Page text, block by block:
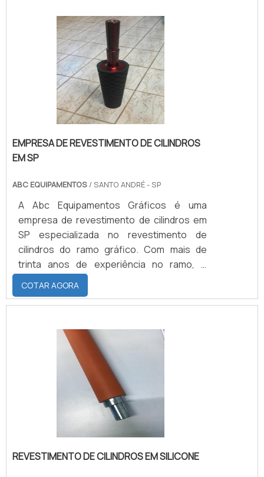
que materiais de internações e cirurgias
precisam ser submetidos a procedimentos
de lavagem e secagem. Paralelo ao
combate a corrosão, o expurgo de aço t.
EMPRESA DE REVESTIMENTO DE CILINDROS
EM SP
ABC EQUIPAMENTOS / SANTO ANDRÉ - SP
A Abc Equipamentos Gráficos é uma
empresa de revestimento de cilindros em
SP especializada no revestimento de
cilindros do ramo gráfico. Com mais de
trinta anos de experiência no ramo, é
reconhecida pela qualidade de seus
produtos, para máquinas gráficas,
laminadora, extrusora, plastificação, corte
ONDE ENCONTRAR O MELHOR
REVESTIMENTO DE CILINDROSA empresa
busca incessantemente o aprimoramento
das suas atividades e qualificação de seus
colaboradores, para.
COTAR AGORA
REVESTIMENTO DE CILINDROS EM SILICONE